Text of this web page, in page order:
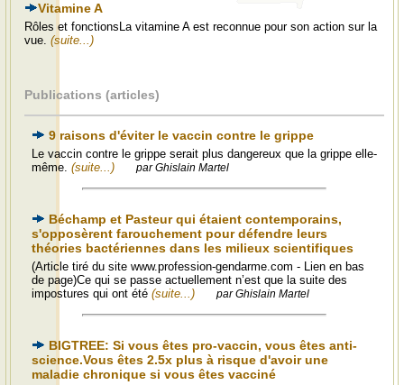
Vitamine A
Rôles et fonctionsLa vitamine A est reconnue pour son action sur la
vue. (suite...)
Publications (articles)
9 raisons d'éviter le vaccin contre le grippe
Le vaccin contre le grippe serait plus dangereux que la grippe elle-
même. (suite...) par Ghislain Martel
Béchamp et Pasteur qui étaient contemporains,
s'opposèrent farouchement pour défendre leurs
théories bactériennes dans les milieux scientifiques
(Article tiré du site www.profession-gendarme.com - Lien en bas
de page)Ce qui se passe actuellement n’est que la suite des
impostures qui ont été (suite...) par Ghislain Martel
BIGTREE: Si vous êtes pro-vaccin, vous êtes anti-
science.Vous êtes 2.5x plus à risque d'avoir une
maladie chronique si vous êtes vacciné